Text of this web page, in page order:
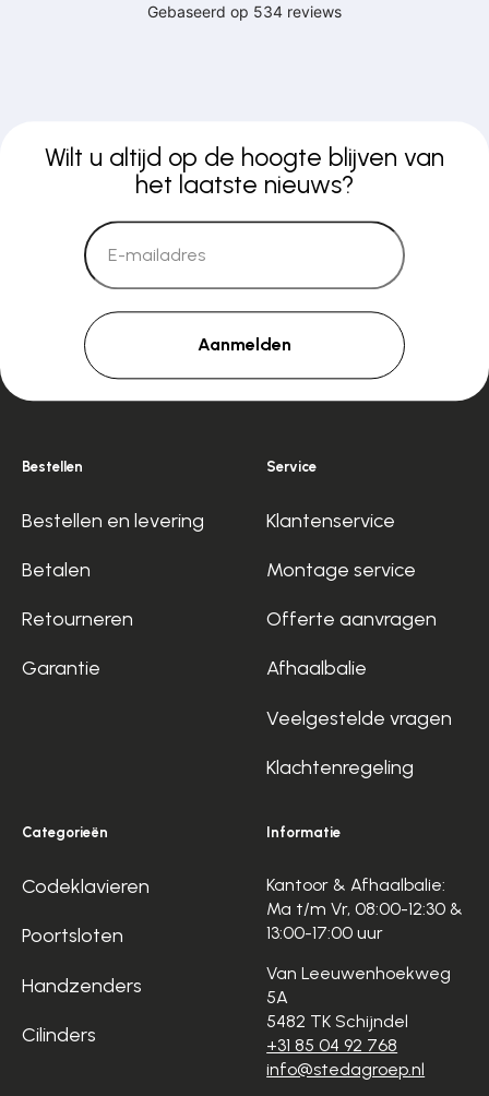
Wilt u altijd op de hoogte blijven van
het laatste nieuws?
Aanmelden
Bestellen
Bestellen en levering
Betalen
Retourneren
Garantie
Service
Klantenservice
Montage service
Offerte aanvragen
Afhaalbalie
Veelgestelde vragen
Klachtenregeling
Categorieën
Codeklavieren
Poortsloten
Handzenders
Cilinders
Informatie
Kantoor & Afhaalbalie:
Ma t/m Vr, 08:00-12:30 &
13:00-17:00 uur
Van Leeuwenhoekweg
5A
5482 TK Schijndel
+31 85 04 92 768
info@stedagroep.nl